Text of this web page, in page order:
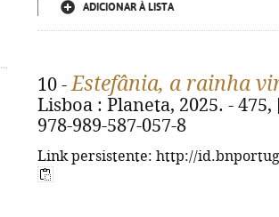
ADICIONAR À LISTA
10 -Estefânia, a rainha
Lisboa : Planeta, 2025. -
978-989-587-057-8
Link persistente: http://